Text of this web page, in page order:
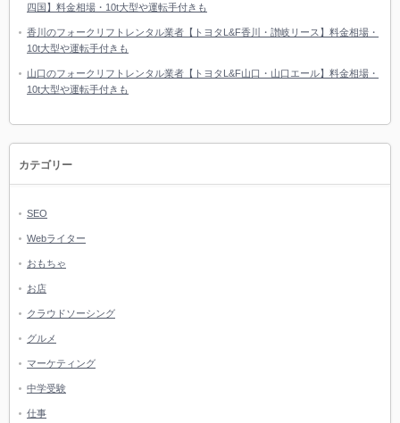
四国】料金相場・10t大型や運転手付きも
香川のフォークリフトレンタル業者【トヨタL&F香川・讃岐リース】料金相場・
10t大型や運転手付きも
山口のフォークリフトレンタル業者【トヨタL&F山口・山口エール】料金相場・
10t大型や運転手付きも
カテゴリー
SEO
Webライター
おもちゃ
お店
クラウドソーシング
グルメ
マーケティング
中学受験
仕事